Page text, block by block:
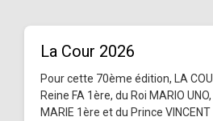
La Cour 2026
Pour cette 70ème édition, LA
Reine FA 1ère, du Roi MARIO
MARIE 1ère et du Prince